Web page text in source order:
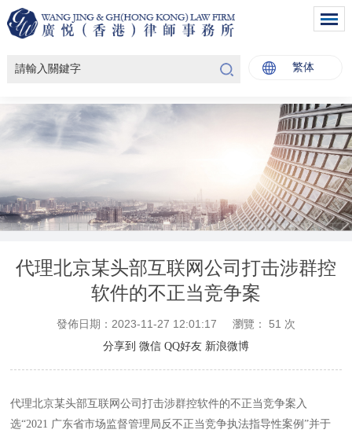
繁体
代理北京某头部互联网公司打击涉群控
软件的不正当竞争案
發佈日期：2023-11-27 12:01:17 瀏覽： 51 次
分享到 微信 QQ好友 新浪微博
代理北京某头部互联网公司打击涉群控软件的不正当竞争案入
选“2021 广东省市场监督管理局反不正当竞争执法指导性案例”并于